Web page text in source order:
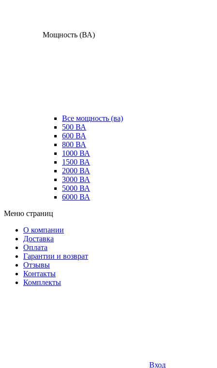
Мощность (ВА)
Все мощность (ва)
500 ВА
600 ВА
800 ВА
1000 ВА
1500 ВА
2000 ВА
3000 ВА
5000 ВА
6000 ВА
Меню страниц
О компании
Доставка
Оплата
Гарантии и возврат
Отзывы
Контакты
Комплекты
Вход